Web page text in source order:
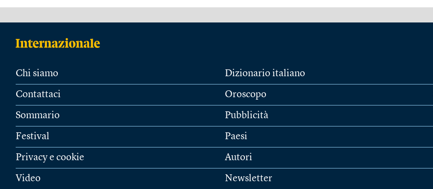
Chi siamo
Contattaci
Sommario
Festival
Privacy e cookie
Video
Dizionario italiano
Oroscopo
Pubblicità
Paesi
Autori
Newsletter